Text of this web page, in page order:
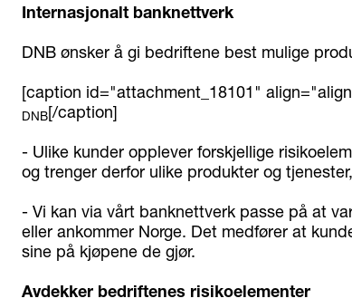
Internasjonalt banknettverk
DNB ønsker å gi bedriftene best mulige
[caption id="attachment_18101"
DNB[/caption]
- Ulike kunder opplever forskjellige
og trenger derfor ulike produkter og
- Vi kan via vårt banknettverk passe på at
eller ankommer Norge. Det medfører at
sine på kjøpene de gjør.
Avdekker bedriftenes risikoelementer